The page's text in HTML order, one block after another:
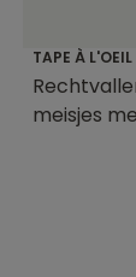
TAPE À L'OEIL
meisjes